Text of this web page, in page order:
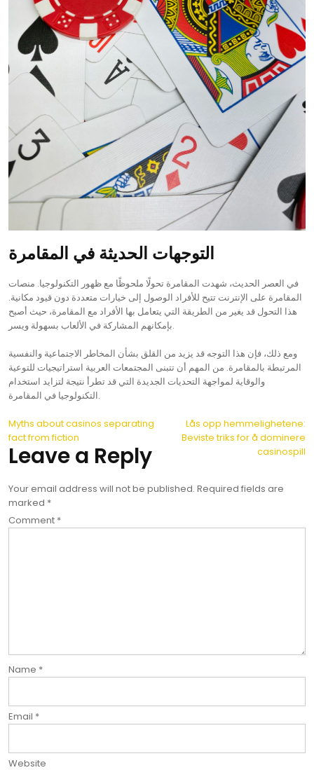
التوجهات الحديثة في المقامرة
في العصر الحديث، شهدت المقامرة تحولًا ملحوظًا مع ظهور التكنولوجيا. منصات
المقامرة على الإنترنت تتيح للأفراد الوصول إلى خيارات متعددة دون قيود مكانية.
هذا التحول قد يغير من الطريقة التي يتعامل بها الأفراد مع المقامرة، حيث أصبح
بإمكانهم المشاركة في الألعاب بسهولة ويسر.
ومع ذلك، فإن هذا التوجه قد يزيد من القلق بشأن المخاطر الاجتماعية والنفسية
المرتبطة بالمقامرة. من المهم أن تتبنى المجتمعات العربية استراتيجيات للتوعية
والوقاية لمواجهة التحديات الجديدة التي قد تطرأ نتيجة لتزايد استخدام
التكنولوجيا في المقامرة.
Post
navigation
Myths about casinos separating
fact from fiction
Lås opp hemmelighetene:
Beviste triks for å dominere
casinospill
Leave a Reply
Your email address will not be published. Required fields are
marked *
Comment *
Name *
Email *
Website